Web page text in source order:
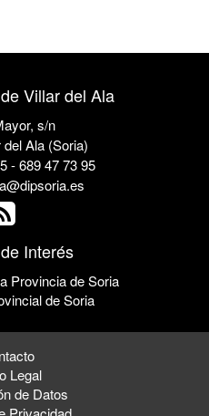
Villar del Ala
s/n
Ala (Soria)
- 689 47 73 95
Interés
Provincia de Soria
de Soria
Legal
de Datos